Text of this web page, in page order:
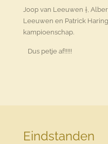
Joop van Leeuwen †,
Leeuwen en Patrick
kampioenschap.
Dus petje af!!!!!
Eindstanden